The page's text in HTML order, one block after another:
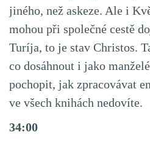
jiného, než askeze. Ale i
mohou při společné cestě
Turíja, to je stav Christos.
co dosáhnout i jako
pochopit, jak zpracovávat
ve všech knihách nedovíte.
34:00